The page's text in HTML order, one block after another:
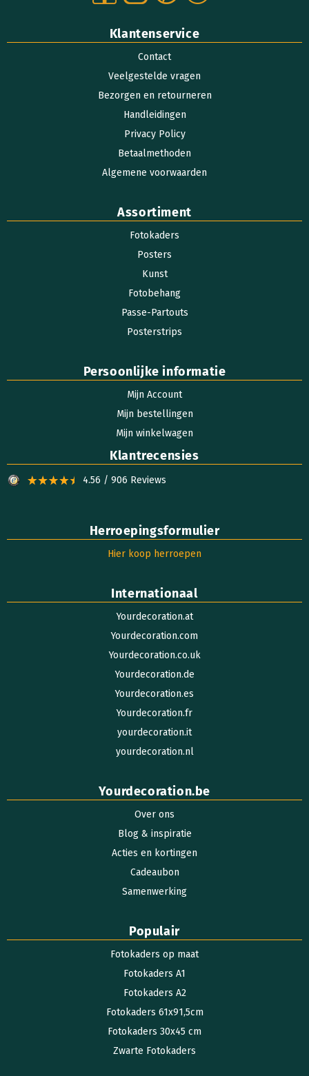
Klantenservice
Contact
Veelgestelde vragen
Bezorgen en retourneren
Handleidingen
Privacy Policy
Betaalmethoden
Algemene voorwaarden
Assortiment
Fotokaders
Posters
Kunst
Fotobehang
Passe-Partouts
Posterstrips
Persoonlijke informatie
Mijn Account
Mijn bestellingen
Mijn winkelwagen
Klantrecensies
4.56 / 906 Reviews
Herroepingsformulier
Hier koop herroepen
Internationaal
Yourdecoration.at
Yourdecoration.com
Yourdecoration.co.uk
Yourdecoration.de
Yourdecoration.es
Yourdecoration.fr
yourdecoration.it
yourdecoration.nl
Yourdecoration.be
Over ons
Blog & inspiratie
Acties en kortingen
Cadeaubon
Samenwerking
Populair
Fotokaders op maat
Fotokaders A1
Fotokaders A2
Fotokaders 61x91,5cm
Fotokaders 30x45 cm
Zwarte Fotokaders